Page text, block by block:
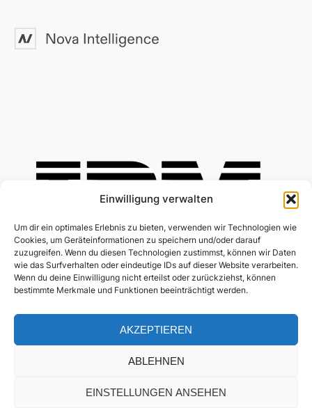
Einwilligung verwalten
Um dir ein optimales Erlebnis zu bieten, verwenden wir Technologien wie
Cookies, um Geräteinformationen zu speichern und/oder darauf
zuzugreifen. Wenn du diesen Technologien zustimmst, können wir Daten
wie das Surfverhalten oder eindeutige IDs auf dieser Website verarbeiten.
Wenn du deine Einwilligung nicht erteilst oder zurückziehst, können
bestimmte Merkmale und Funktionen beeinträchtigt werden.
AKZEPTIEREN
ABLEHNEN
EINSTELLUNGEN ANSEHEN